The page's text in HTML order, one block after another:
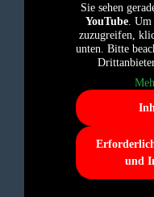
Sie sehen
YouTube. Um
zuzugreifen,
unten. Bitte
und